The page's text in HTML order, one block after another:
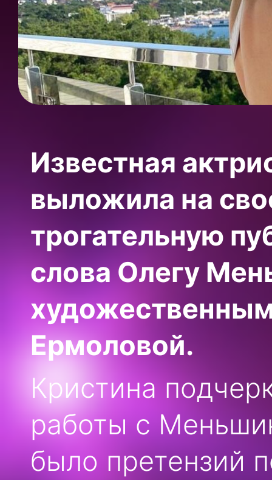
Известная
выложила на
трогательную
слова Олегу
Ермоловой.
Кристина
работы с
было претензий